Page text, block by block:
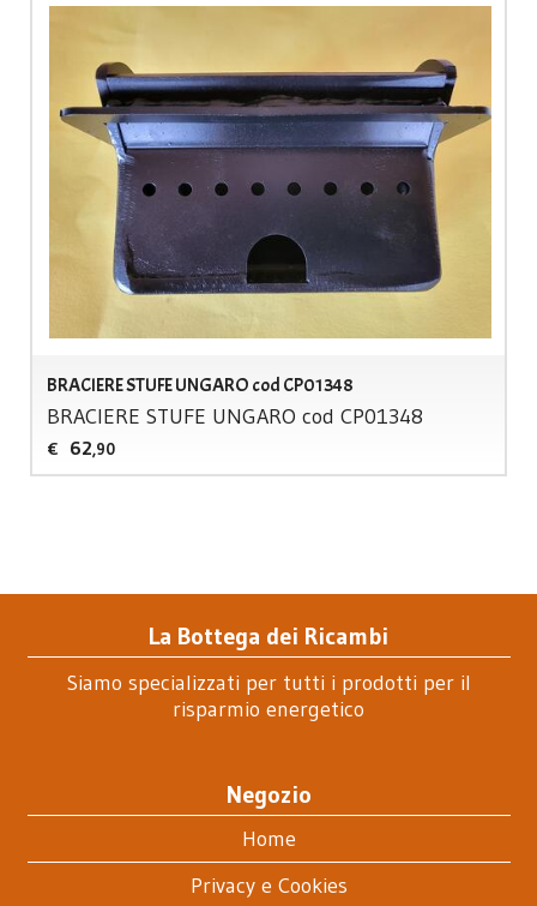
BRACIERE STUFE UNGARO cod CP01348
BRACIERE STUFE UNGARO cod CP01348
€ 62,90
La Bottega dei Ricambi
Siamo specializzati per tutti i prodotti per il
risparmio energetico
Negozio
Home
Privacy e Cookies